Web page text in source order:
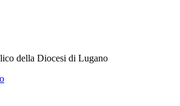
della Diocesi di Lugano